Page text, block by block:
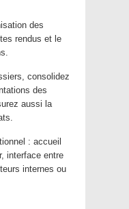
des
rendus et le
consolidez
des
aussi la
: accueil
interface entre
internes ou